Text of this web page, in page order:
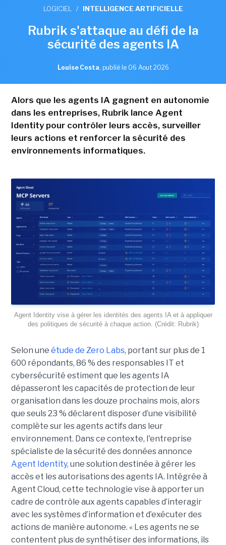
LOGICIEL / INTELLIGENCE ARTIFICIELLE
Rubrik s'attaque au défi de la
sécurité des agents IA
Louise Costa, publié le 06 Aout 2026
Alors que les agents IA gagnent en autonomie
dans les entreprises, Rubrik lance Agent
Identity pour contrôler leurs accès, surveiller
leurs actions et renforcer la sécurité des
environnements informatiques.
Agent Identity vise à gérer les identités des agents IA et à appliquer
des politiques de sécurité à chaque action. (Crédit: Rubrik)
Selon une étude de Zero Labs, portant sur plus de 1
600 répondants, 86 % des responsables IT et
cybersécurité estiment que les agents IA
dépasseront les capacités de protection de leur
organisation dans les douze prochains mois, alors
que seuls 23 % déclarent disposer d’une visibilité
complète sur les agents actifs dans leur
environnement. Dans ce contexte, l'entreprise
spécialiste de la sécurité des données annonce
Agent Identity, une solution destinée à gérer les
accès et les autorisations des agents IA. Intégrée à
Agent Cloud, cette technologie vise à apporter un
cadre de contrôle aux agents capables d’interagir
avec les systèmes d’information et d’exécuter des
actions de manière autonome. « Les agents ne se
contentent plus de synthétiser des informations, ils